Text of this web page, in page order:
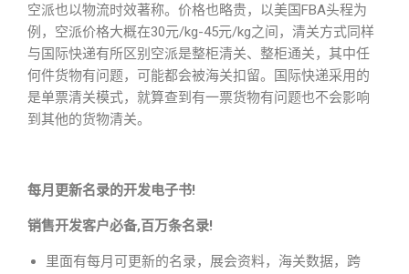
空派也以物流时效著称。价格也略贵，以美国FBA头程为
例，空派价格大概在30元/kg-45元/kg之间，清关方式同样
与国际快递有所区别空派是整柜清关、整柜通关，其中任
何件货物有问题，可能都会被海关扣留。国际快递采用的
是单票清关模式，就算查到有一票货物有问题也不会影响
到其他的货物清关。
每月更新名录的开发电子书!
销售开发客户必备,百万条名录!
里面有每月可更新的名录，展会资料，海关数据，跨